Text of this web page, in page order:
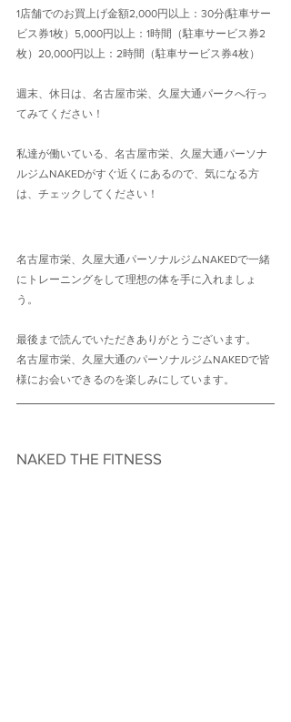
1店舗でのお買上げ金額2,000円以上：30分(駐車サー
ビス券1枚）5,000円以上：1時間（駐車サービス券2
枚）20,000円以上：2時間（駐車サービス券4枚）
週末、休日は、名古屋市栄、久屋大通パークへ行っ
てみてください！
私達が働いている、名古屋市栄、久屋大通パーソナ
ルジムNAKEDがすぐ近くにあるので、気になる方
は、チェックしてください！
名古屋市栄、久屋大通パーソナルジムNAKEDで一緒
にトレーニングをして理想の体を手に入れましょ
う。
最後まで読んでいただきありがとうございます。
名古屋市栄、久屋大通のパーソナルジムNAKEDで皆
様にお会いできるのを楽しみにしています。
NAKED THE FITNESS